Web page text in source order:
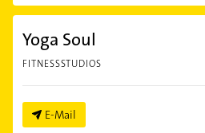
Yoga Soul
FITNESSSTUDIOS
E-Mail